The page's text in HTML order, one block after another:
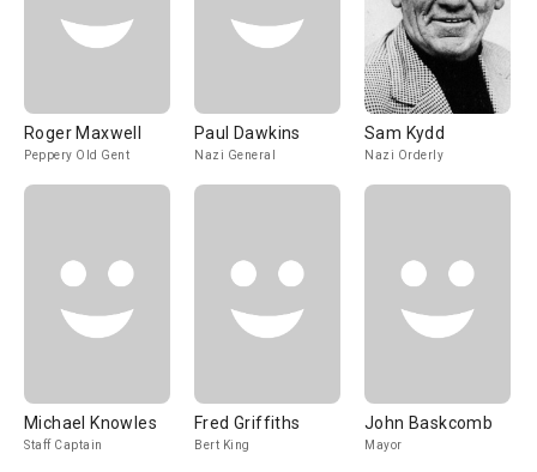
Roger Maxwell
Peppery Old Gent
Paul Dawkins
Nazi General
Sam Kydd
Nazi Orderly
Michael Knowles
Staff Captain
Fred Griffiths
Bert King
John Baskcomb
Mayor